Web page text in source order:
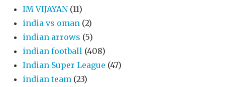
IM VIJAYAN (11)
india vs oman (2)
indian arrows (5)
indian football (408)
Indian Super League (47)
indian team (23)